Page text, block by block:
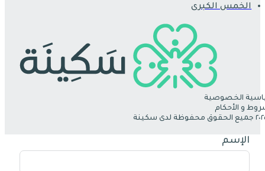
الخمس الكبرى
الخصوصية
و الأحكام
الإسم